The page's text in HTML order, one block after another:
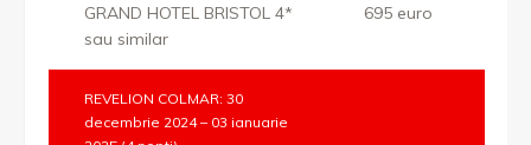
GRAND HOTEL BRISTOL 4*
sau similar
695 euro
REVELION COLMAR: 30
decembrie 2024 – 03 ianuarie